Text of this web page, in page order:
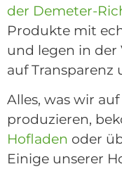
der Demeter-
Produkte mit
und legen in
auf Transparenz
Alles, was wir
produzieren,
Hofladen oder
Einige unserer